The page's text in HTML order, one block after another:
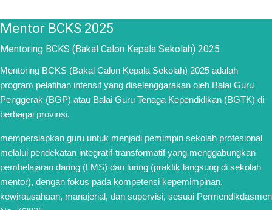
Mentor BCKS 2025
Mentoring BCKS (Bakal Calon Kepala Sekolah) 2025
Mentoring BCKS (Bakal Calon Kepala Sekolah) 2025 adalah
program pelatihan intensif yang diselenggarakan oleh Balai Guru
Penggerak (BGP) atau Balai Guru Tenaga Kependidikan (BGTK) di
berbagai provinsi.
mempersiapkan guru untuk menjadi pemimpin sekolah profesional
melalui pendekatan integratif-transformatif yang menggabungkan
pembelajaran daring (LMS) dan luring (praktik langsung di sekolah
mentor), dengan fokus pada kompetensi kepemimpinan,
kewirausahaan, manajerial, dan supervisi, sesuai Permendikdasmen